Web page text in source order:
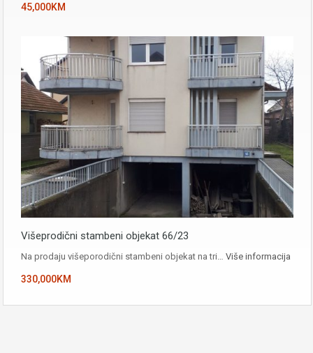
45,000KM
Višeprodični stambeni objekat 66/23
Na prodaju višeporodični stambeni objekat na tri… Više informacija
330,000KM